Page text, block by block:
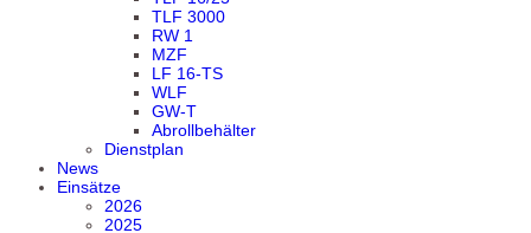
TLF 3000
RW 1
MZF
LF 16-TS
WLF
GW-T
Abrollbehälter
Dienstplan
News
Einsätze
2026
2025